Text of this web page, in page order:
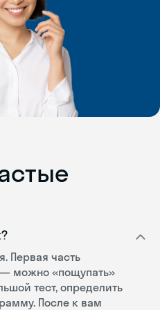
Первая часть
можно «пощупать»
тест, определить
После к вам